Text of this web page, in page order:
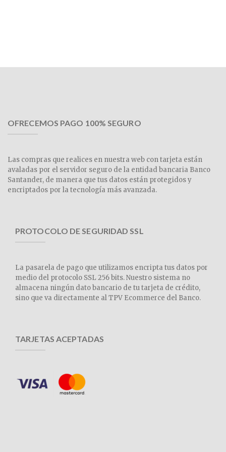
OFRECEMOS PAGO 100% SEGURO
Las compras que realices en nuestra web con tarjeta están
avaladas por el servidor seguro de la entidad bancaria Banco
Santander, de manera que tus datos están protegidos y
encriptados por la tecnología más avanzada.
PROTOCOLO DE SEGURIDAD SSL
La pasarela de pago que utilizamos encripta tus datos por
medio del protocolo SSL 256 bits. Nuestro sistema no
almacena ningún dato bancario de tu tarjeta de crédito,
sino que va directamente al TPV Ecommerce del Banco.
TARJETAS ACEPTADAS